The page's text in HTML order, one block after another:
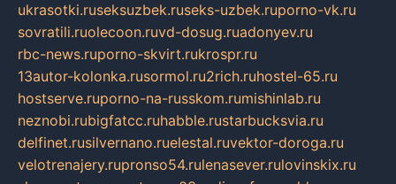
ukrasotki.ruseksuzbek.ruseks-uzbek.ruporno-vk.ru
sovratili.ruolecoon.ruvd-dosug.ruadonyev.ru
rbc-news.ruporno-skvirt.rukrospr.ru
13autor-kolonka.rusormol.ru2rich.ruhostel-65.ru
hostserve.ruporno-na-russkom.rumishinlab.ru
neznobi.rubigfatcc.ruhabble.rustarbucksvia.ru
delfinet.rusilvernano.ruelestal.ruvektor-doroga.ru
velotrenajery.rupronso54.rulenasever.rulovinskix.ru